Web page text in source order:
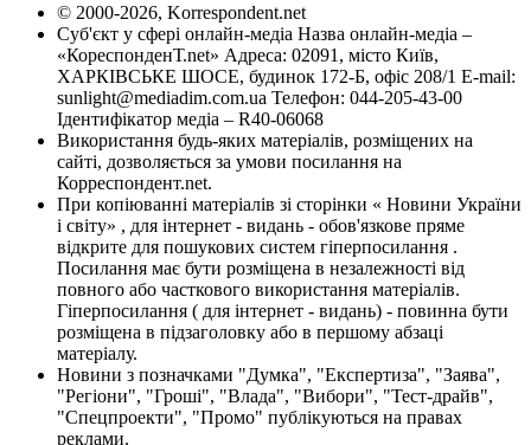
© 2000-2026, Korrespondent.net
Суб'єкт у сфері онлайн-медіа Назва онлайн-медіа –
«КореспонденТ.net» Адреса: 02091, місто Київ,
ХАРКІВСЬКЕ ШОСЕ, будинок 172-Б, офіс 208/1 E-mail:
sunlight@mediadim.com.ua Телефон: 044-205-43-00
Ідентифікатор медіа – R40-06068
Використання будь-яких матеріалів, розміщених на
сайті, дозволяється за умови посилання на
Корреспондент.net.
При копіюванні матеріалів зі сторінки « Новини України
і світу» , для інтернет - видань - обов'язкове пряме
відкрите для пошукових систем гіперпосилання .
Посилання має бути розміщена в незалежності від
повного або часткового використання матеріалів.
Гіперпосилання ( для інтернет - видань) - повинна бути
розміщена в підзаголовку або в першому абзаці
матеріалу.
Новини з позначками "Думка", "Експертиза", "Заява",
"Регіони", "Гроші", "Влада", "Вибори", "Тест-драйв",
"Спецпроекти", "Промо" публікуються на правах
реклами.